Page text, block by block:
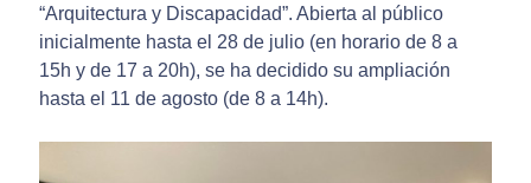
“Arquitectura y Discapacidad”. Abierta al público
inicialmente hasta el 28 de julio (en horario de 8 a
15h y de 17 a 20h), se ha decidido su ampliación
hasta el 11 de agosto (de 8 a 14h).